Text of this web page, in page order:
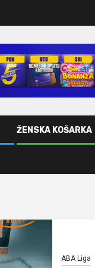
ŽENSKA KOŠARKA
ABA Liga